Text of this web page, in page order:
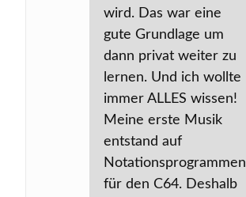
wird. Das war eine
gute Grundlage um
dann privat weiter zu
lernen. Und ich wollte
immer ALLES wissen!
Meine erste Musik
entstand auf
Notationsprogrammen
für den C64. Deshalb